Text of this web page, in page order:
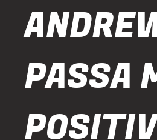
PASSA